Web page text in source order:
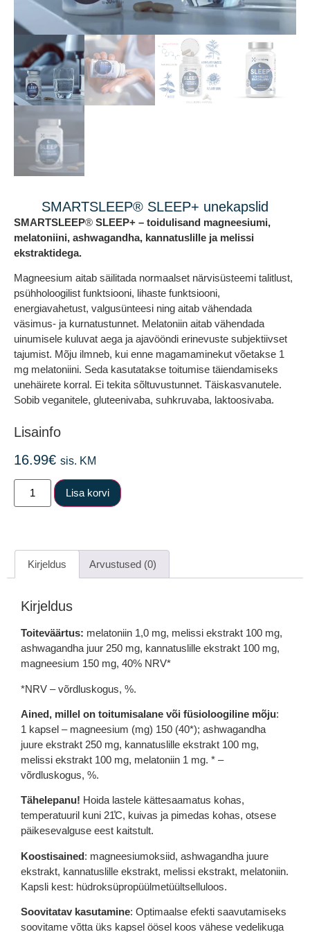
SMARTSLEEP® SLEEP+ unekapslid
SMARTSLEEP® SLEEP+ – toidulisand magneesiumi,
melatoniini, ashwagandha, kannatuslille ja melissi
ekstraktidega.
Magneesium aitab säilitada normaalset närvisüsteemi talitlust,
psühholoogilist funktsiooni, lihaste funktsiooni,
energiavahetust, valgusünteesi ning aitab vähendada
väsimus- ja kurnatustunnet. Melatoniin aitab vähendada
uinumisele kuluvat aega ja ajavööndi erinevuste subjektiivset
tajumist. Mõju ilmneb, kui enne magamaminekut võetakse 1
mg melatoniini. Seda kasutatakse toitumise täiendamiseks
unehäirete korral. Ei tekita sõltuvustunnet. Täiskasvanutele.
Sobib veganitele, gluteenivaba, suhkruvaba, laktoosivaba.
Lisainfo
16.99€ sis. KM
Lisa korvi
Kirjeldus Arvustused (0)
Kirjeldus
Toiteväärtus: melatoniin 1,0 mg, melissi ekstrakt 100 mg,
ashwagandha juur 250 mg, kannatuslille ekstrakt 100 mg,
magneesium 150 mg, 40% NRV*
*NRV – võrdluskogus, %.
Ained, millel on toitumisalane või füsioloogiline mõju:
1 kapsel – magneesium (mg) 150 (40*); ashwagandha
juure ekstrakt 250 mg, kannatuslille ekstrakt 100 mg,
melissi ekstrakt 100 mg, melatoniin 1 mg. * –
võrdluskogus, %.
Tähelepanu! Hoida lastele kättesaamatus kohas,
temperatuuril kuni 21̊C, kuivas ja pimedas kohas, otsese
päikesevalguse eest kaitstult.
Koostisained: magneesiumoksiid, ashwagandha juure
ekstrakt, kannatuslille ekstrakt, melissi ekstrakt, melatoniin.
Kapsli kest: hüdroksüpropüülmetüültselluloos.
Soovitatav kasutamine: Optimaalse efekti saavutamiseks
soovitame võtta üks kapsel öösel koos vähese vedelikuga